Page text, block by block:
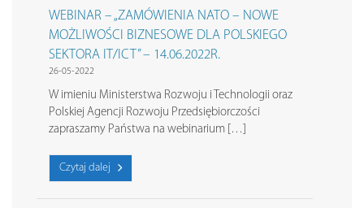
WEBINAR – „ZAMÓWIENIA NATO – NOWE
MOŻLIWOŚCI BIZNESOWE DLA POLSKIEGO
SEKTORA IT/ICT” – 14.06.2022R.
26-05-2022
W imieniu Ministerstwa Rozwoju i Technologii oraz
Polskiej Agencji Rozwoju Przedsiębiorczości
zapraszamy Państwa na webinarium […]
Czytaj dalej